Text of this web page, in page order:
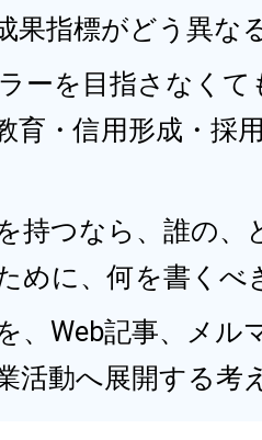
果指標がどう異な
ーを目指さなくて
育・信用形成・採
持つなら、誰の、
めに、何を書くべ
、Web記事、メル
活動へ展開する考